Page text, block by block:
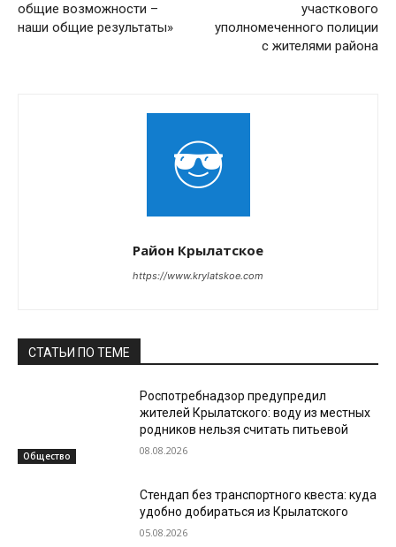
общие возможности –
наши общие результаты»
участкового
уполномеченного полиции
с жителями района
Район Крылатское
https://www.krylatskoe.com
СТАТЬИ ПО ТЕМЕ
Общество
Роспотребнадзор предупредил
жителей Крылатского: воду из местных
родников нельзя считать питьевой
08.08.2026
Стендап без транспортного квеста: куда
удобно добираться из Крылатского
05.08.2026